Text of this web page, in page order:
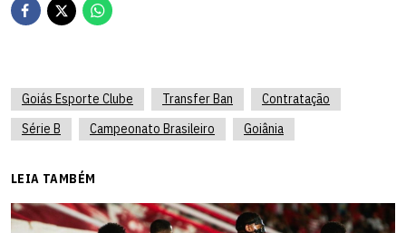
Goiás Esporte Clube Transfer Ban
Contratação
Série B
Campeonato Brasileiro Goiânia
LEIA TAMBÉM